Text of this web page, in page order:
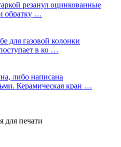
резанул оцинкованные
обратку …
для газовой колонки
в ко …
либо написана
Керамическая кран …
для печати